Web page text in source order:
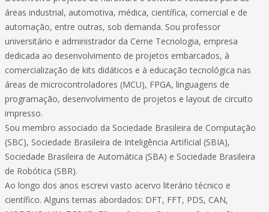
áreas industrial, automotiva, médica, científica, comercial e de
automação, entre outras, sob demanda. Sou professor
universitário e administrador da Cerne Tecnologia, empresa
dedicada ao desenvolvimento de projetos embarcados, à
comercialização de kits didáticos e à educação tecnológica nas
áreas de microcontroladores (MCU), FPGA, linguagens de
programação, desenvolvimento de projetos e layout de circuito
impresso.
Sou membro associado da Sociedade Brasileira de Computação
(SBC), Sociedade Brasileira de Inteligência Artificial (SBIA),
Sociedade Brasileira de Automática (SBA) e Sociedade Brasileira
de Robótica (SBR).
Ao longo dos anos escrevi vasto acervo literário técnico e
científico. Alguns temas abordados: DFT, FFT, PDS, CAN,